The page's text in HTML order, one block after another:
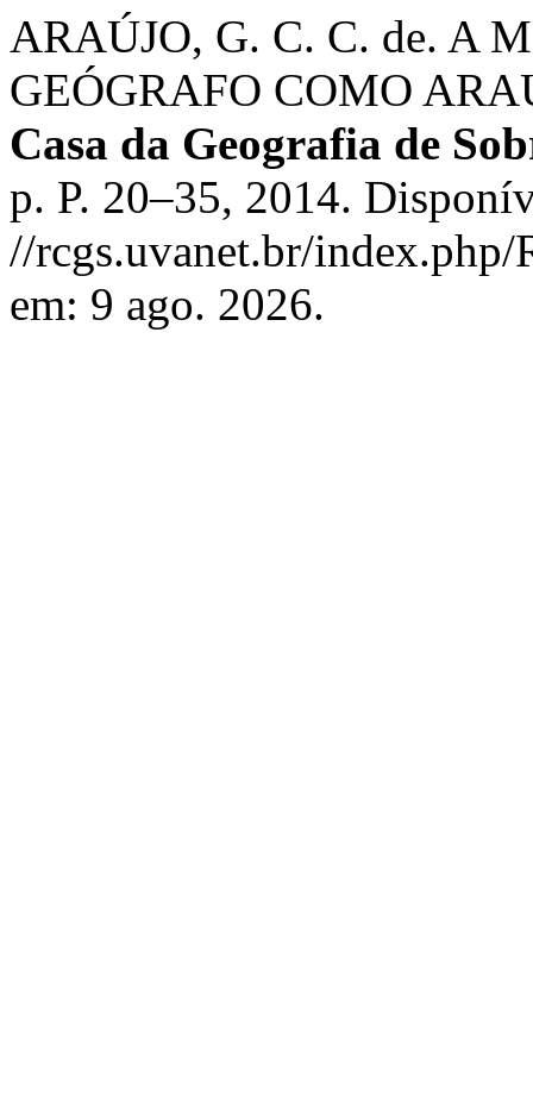
ARAÚJO, G. C. C. de. A
GEÓGRAFO COMO
Casa da Geografia de
p. P. 20–35, 2014.
//rcgs.uvanet.br/
em: 9 ago. 2026.